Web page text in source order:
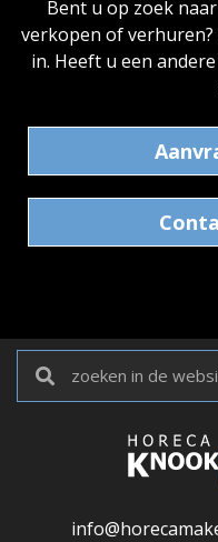
Bent u op zoek
verkopen of
in. Heeft u een